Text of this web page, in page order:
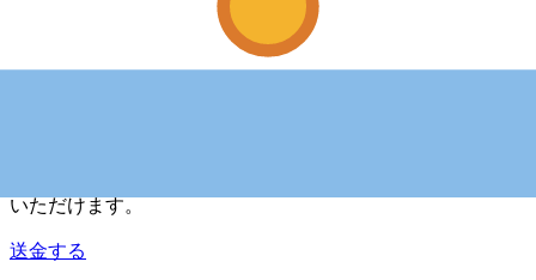
いただけます。
送金する